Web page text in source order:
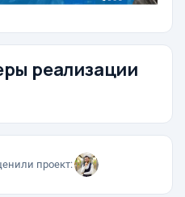
реализации
проект: